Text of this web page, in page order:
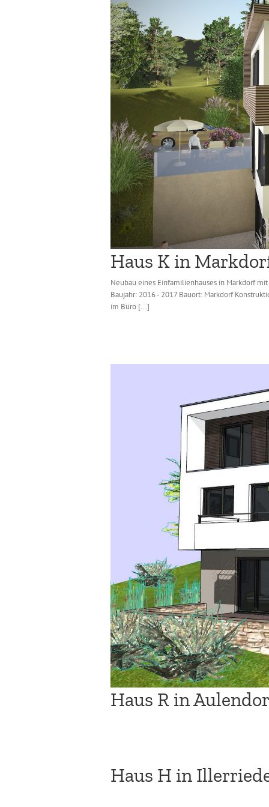
Haus K in
Neubau eines Einfamilienhauses in Markdorf
Baujahr: 2016 - 2017 Bauort: Markdorf
im Büro [...]
Haus R in
Haus H in